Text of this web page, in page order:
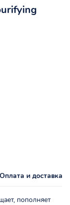
Оплата и доставка
пополняет